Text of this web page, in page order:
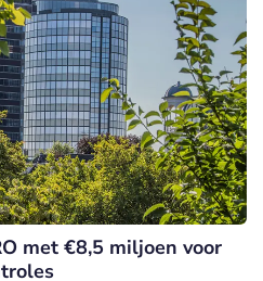
met €8,5 miljoen voor